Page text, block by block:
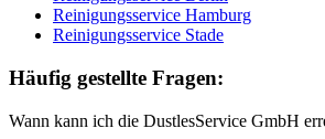
Reinigungsservice Hamburg
Reinigungsservice Stade
Häufig gestellte Fragen:
Wann kann ich die DustlesService GmbH